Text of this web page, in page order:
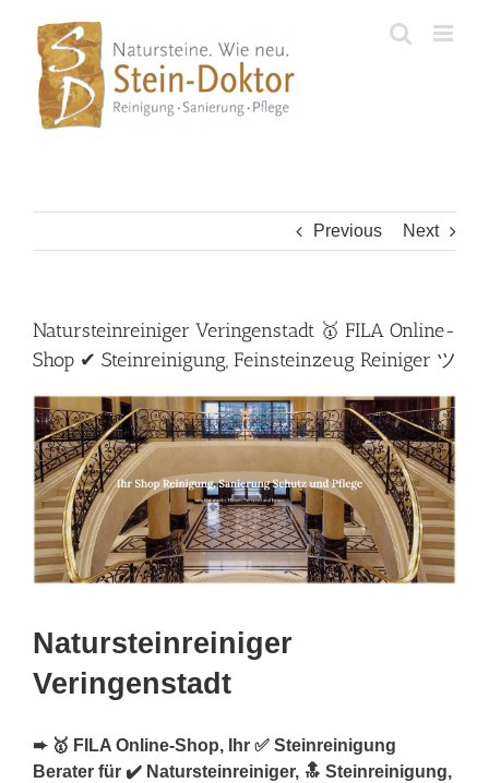
content
Previous Next
Natursteinreiniger Veringenstadt 🥇 FILA Online-
Shop ✔ Steinreinigung, Feinsteinzeug Reiniger ツ
Natursteinreiniger
Veringenstadt
➨ 🥇 FILA Online-Shop, Ihr ✅ Steinreinigung
Berater für ✔️ Natursteinreiniger, 🔝 Steinreinigung,